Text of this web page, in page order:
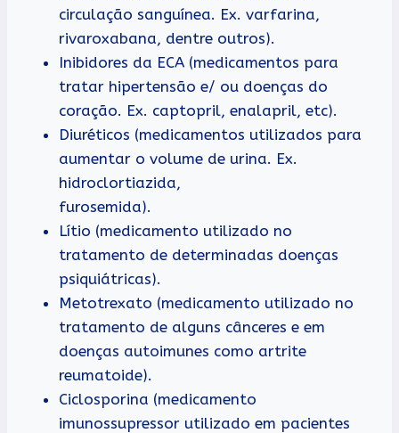
circulação sanguínea. Ex. varfarina,
rivaroxabana, dentre outros).
Inibidores da ECA (medicamentos para
tratar hipertensão e/ ou doenças do
coração. Ex. captopril, enalapril, etc).
Diuréticos (medicamentos utilizados para
aumentar o volume de urina. Ex.
hidroclortiazida,
furosemida).
Lítio (medicamento utilizado no
tratamento de determinadas doenças
psiquiátricas).
Metotrexato (medicamento utilizado no
tratamento de alguns cânceres e em
doenças autoimunes como artrite
reumatoide).
Ciclosporina (medicamento
imunossupressor utilizado em pacientes